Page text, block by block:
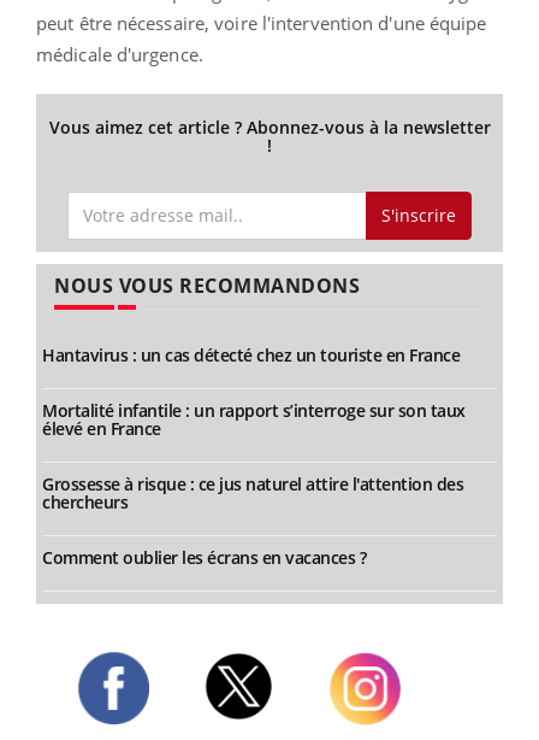
peut être nécessaire, voire l'intervention d'une équipe
médicale d'urgence.
Vous aimez cet article ? Abonnez-vous à la newsletter
!
S'inscrire
NOUS VOUS RECOMMANDONS
Hantavirus : un cas détecté chez un touriste en France
Mortalité infantile : un rapport s’interroge sur son taux
élevé en France
Grossesse à risque : ce jus naturel attire l'attention des
chercheurs
Comment oublier les écrans en vacances ?